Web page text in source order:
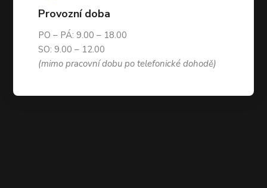
Provozní doba
PO – PÁ: 9.00 – 18.00
SO: 9.00 – 12.00
(mimo pracovní dobu po telefonické dohodě)